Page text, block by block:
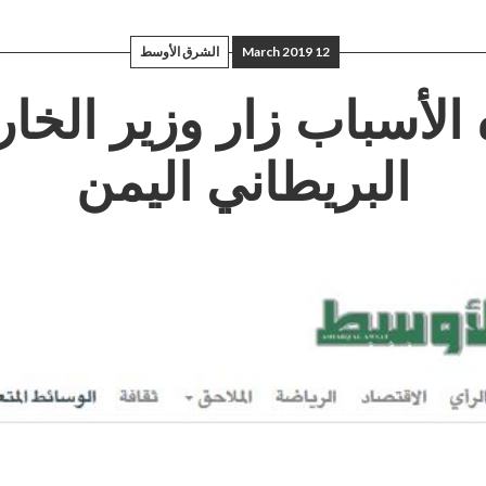
12 March 2019 الشرق الأوسط
الأسباب زار وزير
البريطاني اليمن